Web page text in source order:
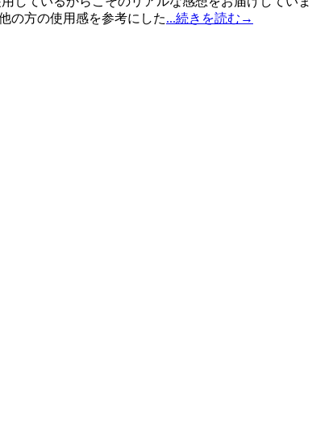
の方の使用感を参考にした...続きを読む→